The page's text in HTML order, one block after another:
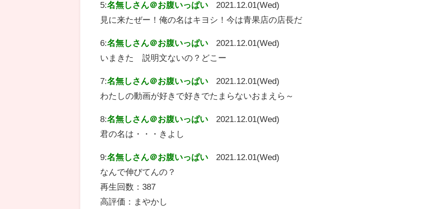
5:名無しさん＠お腹いっぱい
2021.12.01(Wed)
見に来たぜー！俺の名はキヨシ！今は青果店の店長だ
6:名無しさん＠お腹いっぱい
2021.12.01(Wed)
いまきた 説明文ないの？どこー
7:名無しさん＠お腹いっぱい
2021.12.01(Wed)
わたしの動画が好きで好きでたまらないおまえら～
8:名無しさん＠お腹いっぱい
2021.12.01(Wed)
君の名は・・・きよし
9:名無しさん＠お腹いっぱい
2021.12.01(Wed)
なんで伸びてんの？
再生回数：387
高評価：まやかし